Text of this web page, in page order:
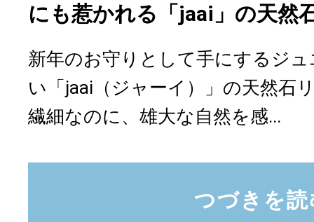
にも惹かれる「jaai」の天然
新年のお守りとして手にするジ
い「jaai（ジャーイ）」の天然石
繊細なのに、雄大な自然を感...
つづきを読